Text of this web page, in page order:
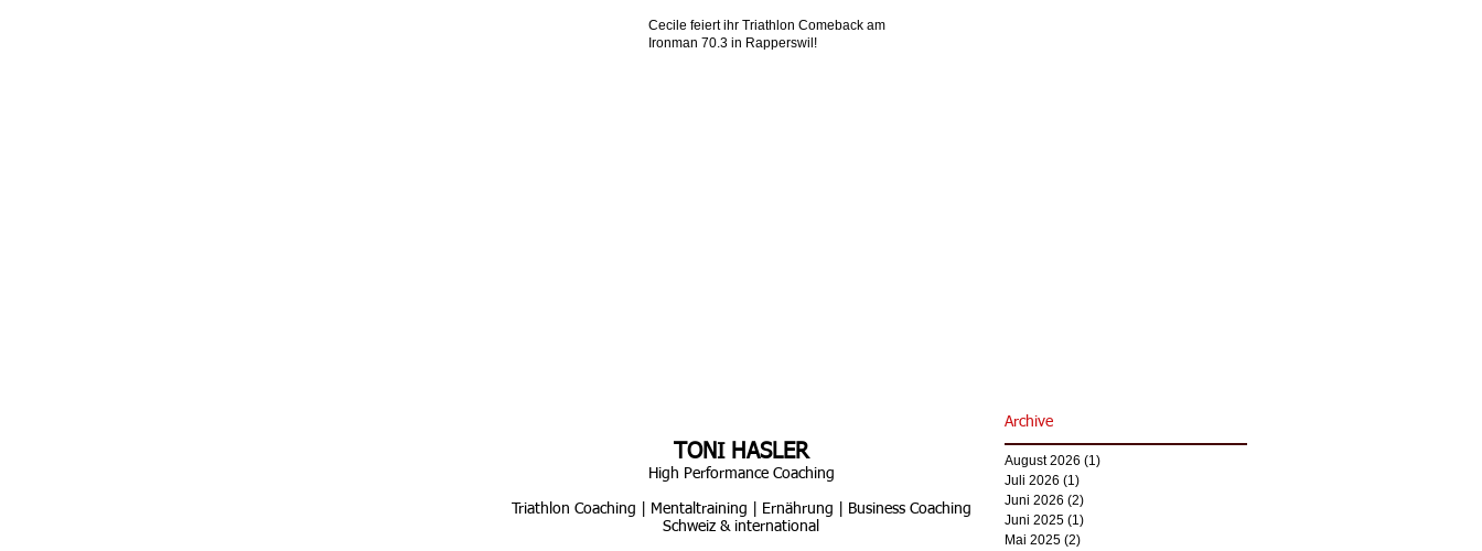
Cecile feiert ihr Triathlon Comeback am
Ironman 70.3 in Rapperswil!
Archive
August 2026 (1)
Juli 2026 (1)
Juni 2026 (2)
Juni 2025 (1)
Mai 2025 (2)
TONI HASLER
High Performance Coaching
Triathlon Coaching | Mentaltraining | Ernährung | Business Coaching
Schweiz & international